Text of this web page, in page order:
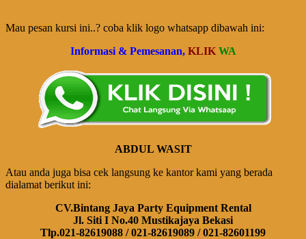
Mau pesan kursi ini..? coba klik logo whatsapp dibawah ini:
Informasi & Pemesanan, KLIK WA
ABDUL WASIT
Atau anda juga bisa cek langsung ke kantor kami yang berada
dialamat berikut ini:
CV.Bintang Jaya Party Equipment Rental
Jl. Siti I No.40 Mustikajaya Bekasi
Tlp.021-82619088 / 021-82619089 / 021-82601199